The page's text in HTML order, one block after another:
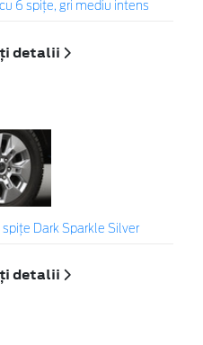
6 spițe, gri mediu intens
detalii
Dark Sparkle Silver
detalii